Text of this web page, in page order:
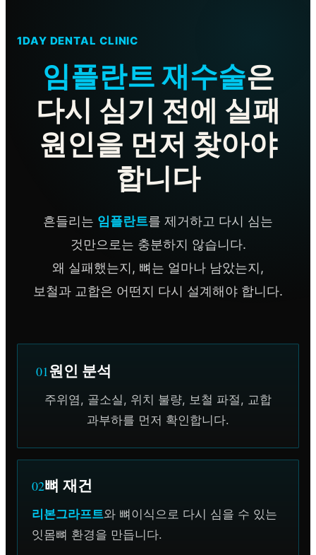
1DAY DENTAL CLINIC
임플란트 재수술은
다시 심기 전에 실패
원인을 먼저 찾아야
합니다
흔들리는 임플란트를 제거하고 다시 심는
것만으로는 충분하지 않습니다.
왜 실패했는지, 뼈는 얼마나 남았는지,
보철과 교합은 어떤지 다시 설계해야 합니다.
01원인 분석
주위염, 골소실, 위치 불량, 보철 파절, 교합
과부하를 먼저 확인합니다.
02뼈 재건
리본그라프트와 뼈이식으로 다시 심을 수 있는
잇몸뼈 환경을 만듭니다.